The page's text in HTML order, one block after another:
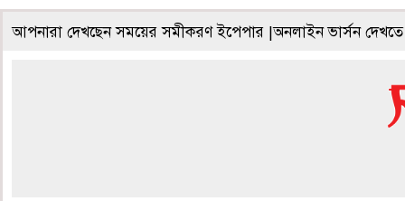
আপনারা দেখছেন সময়ের সমীকরণ ইপেপার |অনলাইন ভার্সন